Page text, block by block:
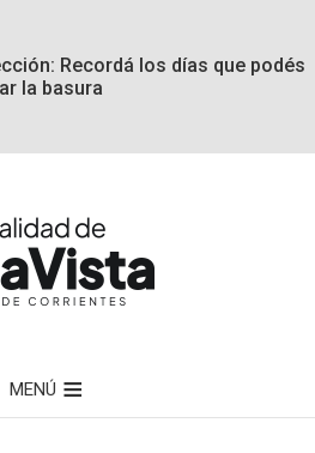
Recordá los días que podés
la basura
MENÚ